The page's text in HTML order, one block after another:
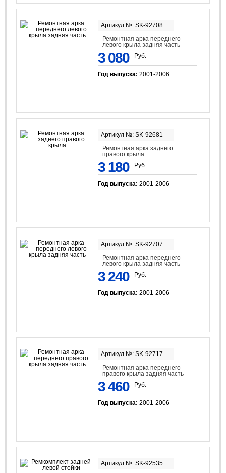
Артикул №: SK-92708
Ремонтная арка переднего
левого крыла задняя часть
3 080 Руб.
Год выпуска: 2001-2006
Артикул №: SK-92681
Ремонтная арка заднего
правого крыла
3 180 Руб.
Год выпуска: 2001-2006
Артикул №: SK-92707
Ремонтная арка переднего
левого крыла задняя часть
3 240 Руб.
Год выпуска: 2001-2006
Артикул №: SK-92717
Ремонтная арка переднего
правого крыла задняя часть
3 460 Руб.
Год выпуска: 2001-2006
Артикул №: SK-92535